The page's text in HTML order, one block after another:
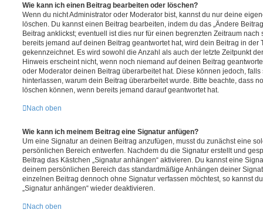
Wie kann ich einen Beitrag bearbeiten oder löschen?
Wenn du nicht Administrator oder Moderator bist, kannst du nur deine
löschen. Du kannst einen Beitrag bearbeiten, indem du das „Ändere
Beitrag anklickst; eventuell ist dies nur für einen begrenzten Zeitraum
bereits jemand auf deinen Beitrag geantwortet hat, wird dein Beitrag in der
gekennzeichnet. Es wird sowohl die Anzahl als auch der letzte Zeitpunkt
Hinweis erscheint nicht, wenn noch niemand auf deinen Beitrag
oder Moderator deinen Beitrag überarbeitet hat. Diese können jedoch,
hinterlassen, warum dein Beitrag überarbeitet wurde. Bitte beachte, dass
löschen können, wenn bereits jemand darauf geantwortet hat.
Nach oben
Wie kann ich meinem Beitrag eine Signatur anfügen?
Um eine Signatur an deinen Beitrag anzufügen, musst du zunächst eine
persönlichen Bereich entwerfen. Nachdem du die Signatur erstellt und
Beitrag das Kästchen „Signatur anhängen“ aktivieren. Du kannst eine
deinem persönlichen Bereich das standardmäßige Anhängen deiner
einzelnen Beitrag dennoch ohne Signatur verfassen möchtest, so kannst
„Signatur anhängen“ wieder deaktivieren.
Nach oben